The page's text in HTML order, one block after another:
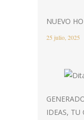
NUEVO
25 julio, 2025
IDEAS, TU